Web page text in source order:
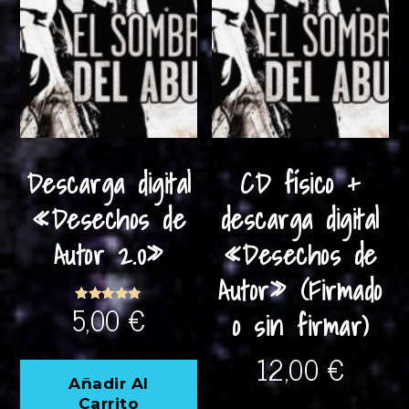
Descarga digital
«Desechos de
Autor 2.0»
Valorado
con
5.00
5,00€
Añadir Al
Carrito
CD físico +
descarga digital
«Desechos de
Autor» (Firmado
o sin firmar)
12,00 €